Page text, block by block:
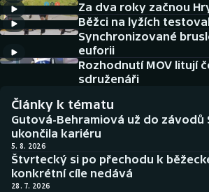
Americký fotbal
Baseball a softbal
Biatlon
Boby a skeleton
Box
NEPŘEHLÉDNĚTE
Soutěže
Aplikace ČT sport
AZ kvíz
Za dva roky začnou
Běžci na lyžích
Synchronizované
euforii
Rozhodnutí MOV litují
sdruženáři
Články k tématu
Gutová-Behramiová už do závodů
ukončila kariéru
5. 8. 2026
Štvrtecký si po přechodu k
konkrétní cíle nedává
28. 7. 2026